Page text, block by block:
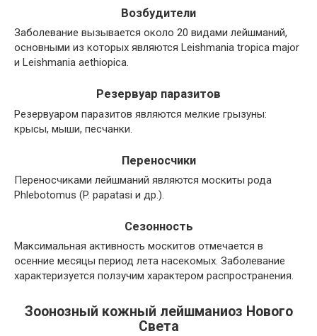
Возбудители
Заболевание вызывается около 20 видами лейшманий,
основными из которых являются Leishmania tropica major
и Leishmania aethiopica.
Резервуар паразитов
Резервуаром паразитов являются мелкие грызуны:
крысы, мыши, песчанки.
Переносчики
Переносчиками лейшманий являются москиты рода
Phlebotomus (P. papatasi и др.).
Сезонность
Максимальная активность москитов отмечается в
осенние месяцы период лета насекомых. Заболевание
характеризуется ползучим характером распространения.
Зоонозный кожный лейшманиоз Нового
Света